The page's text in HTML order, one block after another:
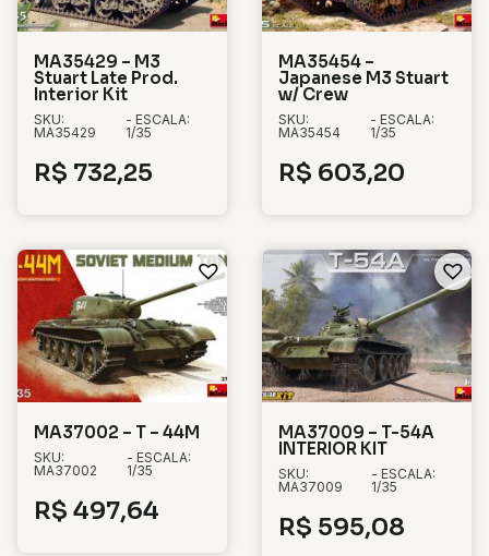
MA35429 – M3
Stuart Late Prod.
Interior Kit
SKU:
MA35429
- ESCALA:
1/35
R$ 732,25
MA35454 –
Japanese M3 Stuart
w/ Crew
SKU:
MA35454
- ESCALA:
1/35
R$ 603,20
MA37002 – T – 44M
SKU:
MA37002
- ESCALA:
1/35
R$ 497,64
MA37009 – T-54A
INTERIOR KIT
SKU:
MA37009
- ESCALA:
1/35
R$ 595,08